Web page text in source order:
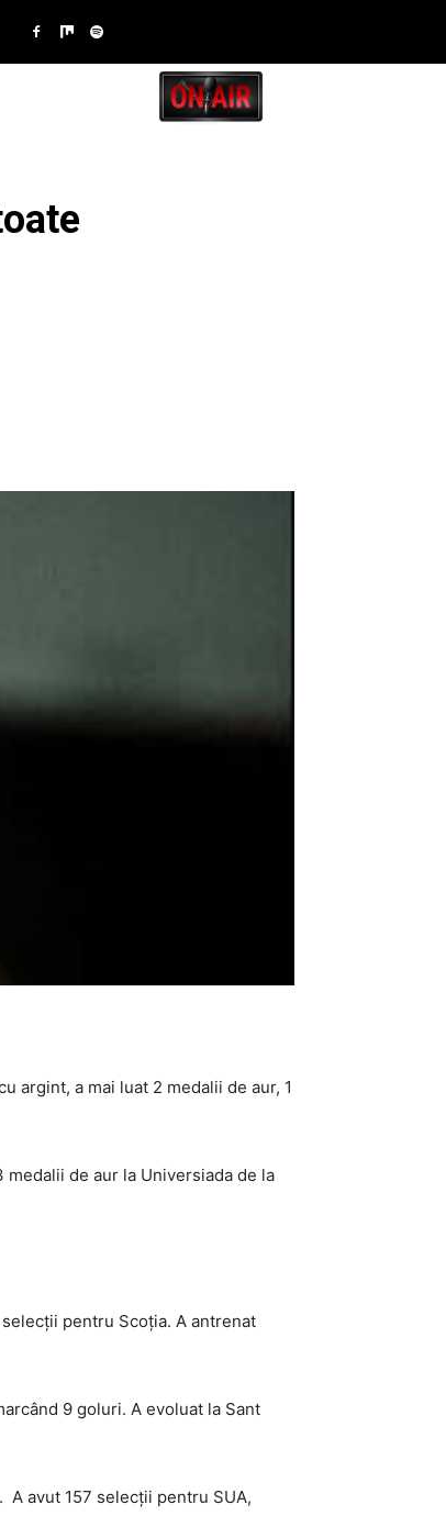
argint, a mai luat 2 medalii de aur, 1
de aur la Universiada de la
pentru Scoția. A antrenat
9 goluri. A evoluat la Sant
A avut 157 selecții pentru SUA,